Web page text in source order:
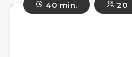
40 min. 20